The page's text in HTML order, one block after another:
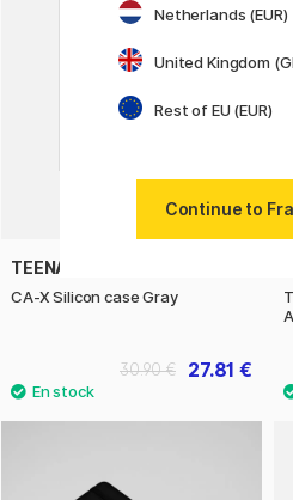
TEENAGE ENGINEERING
CA-X Silicon case Gray
27.81 €
30.90 €
Netherlands (EUR)
United Kingdom
Rest of EU (EUR)
Continue to